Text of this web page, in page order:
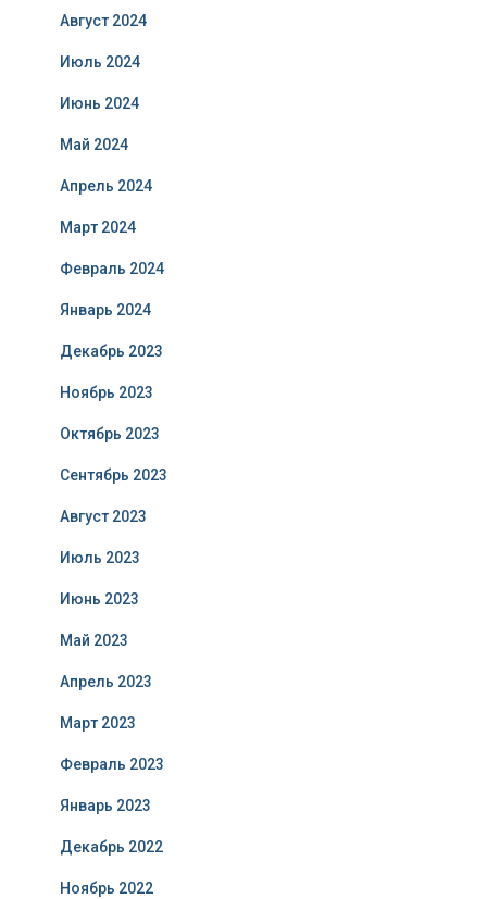
Август 2024
Июль 2024
Июнь 2024
Май 2024
Апрель 2024
Март 2024
Февраль 2024
Январь 2024
Декабрь 2023
Ноябрь 2023
Октябрь 2023
Сентябрь 2023
Август 2023
Июль 2023
Июнь 2023
Май 2023
Апрель 2023
Март 2023
Февраль 2023
Январь 2023
Декабрь 2022
Ноябрь 2022